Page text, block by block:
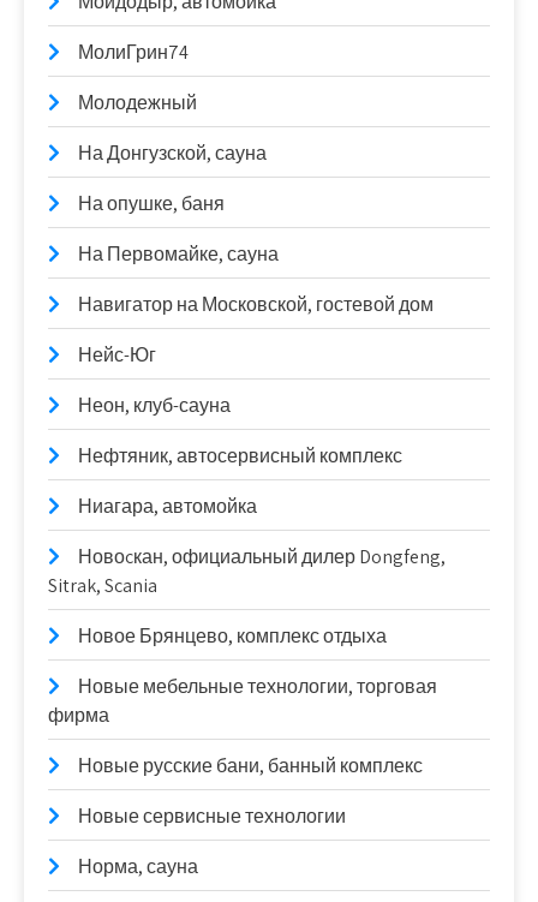
МолиГрин74
Молодежный
На Донгузской, сауна
На опушке, баня
На Первомайке, сауна
Навигатор на Московской, гостевой дом
Нейс-Юг
Неон, клуб-сауна
Нефтяник, автосервисный комплекс
Ниагара, автомойка
Новоcкан, официальный дилер Dongfeng,
Sitrak, Scania
Новое Брянцево, комплекс отдыха
Новые мебельные технологии, торговая
фирма
Новые русские бани, банный комплекс
Новые сервисные технологии
Норма, сауна